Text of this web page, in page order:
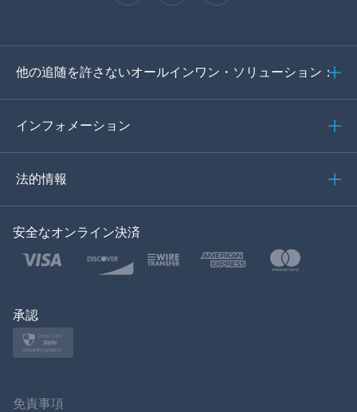
スペイン語
ドイツ語
イタリア語
トルコ語
ポーランド語
他の追随を許さないオールインワン・ソリューション：
インフォメーション
法的情報
安全なオンライン決済
承認
免責事項